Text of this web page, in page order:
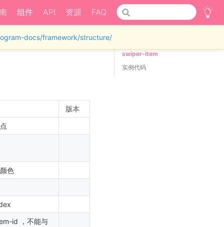
组件 API 资源 FAQ
docs/framework/structure/
版本
色
id ，不能与
swiper-item
实例代码